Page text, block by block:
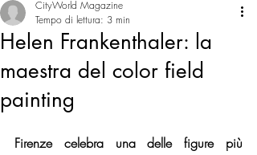
Helen Frankenthaler: la
maestra del color field
painting
CityWorld Magazine
Tempo di lettura: 3 min
Firenze celebra una delle figure più